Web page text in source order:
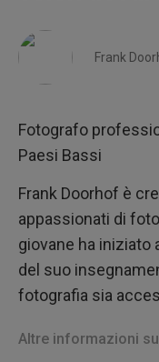
Frank
Fotografo
Paesi Bassi
Frank Doorhof è
appassionati di
giovane ha iniziato
del suo
fotografia sia
Altre informazioni